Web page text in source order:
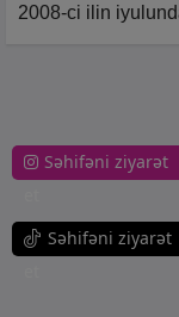
2008-ci ilin
Səhifəni ziyarət
Səhifəni ziyarət